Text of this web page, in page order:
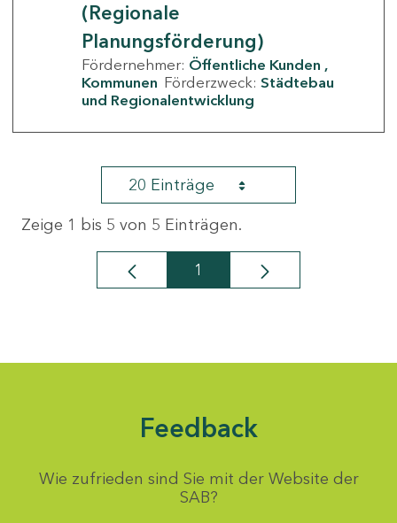
(Regionale
Planungsförderung)
Fördernehmer: Öffentliche Kunden
Kommunen Förderzweck: Städtebau
und Regionalentwicklung
20 Einträge
Zeige 1 bis 5 von 5 Einträgen.
Seite
1
Feedback
Wie zufrieden sind Sie mit der Website der
SAB?